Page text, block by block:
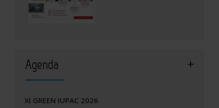
Agenda
XI GREEN IUPAC 2026